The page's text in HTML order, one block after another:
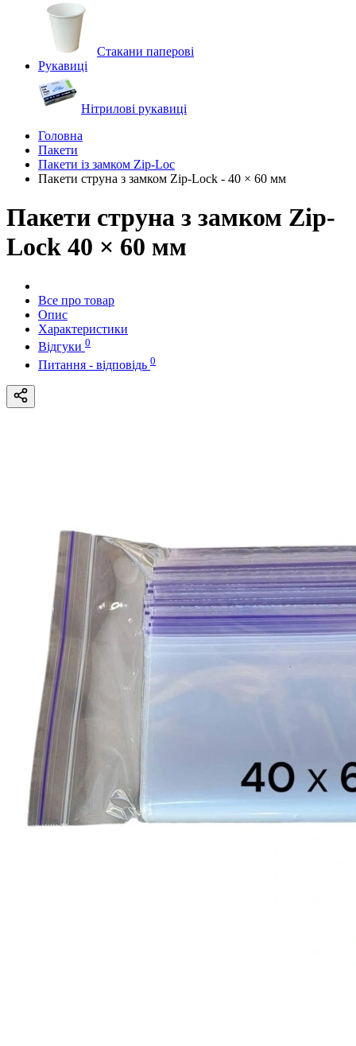
Стакани паперові
Рукавиці
Нітрилові рукавиці
Головна
Пакети
Пакети із замком Zip-Loc
Пакети струна з замком Zip-Lock - 40 × 60 мм
Пакети струна з замком Zip-
Lock 40 × 60 мм
Все про товар
Опис
Характеристики
Відгуки 0
Питання - відповідь 0